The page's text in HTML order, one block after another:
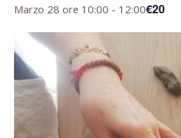
Marzo 28 ore 10:00 - 12:00€20